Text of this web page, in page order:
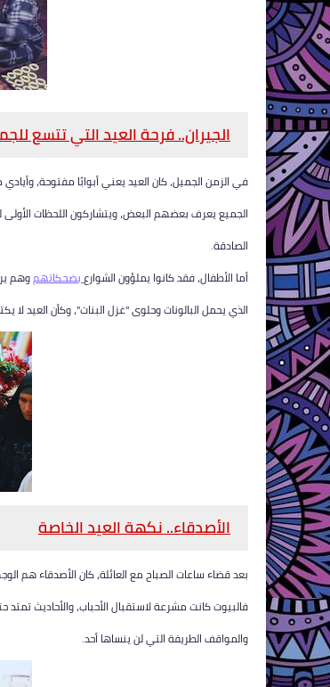
الجيران.. فرحة العيد التي تتسع
في الزمن الجميل، كان العيد يعني أبوابًا مفتوحة،
الجميع يعرف بعضهم البعض، ويتشاركون اللحظات الأولى
الصادقة.
أما الأطفال، فقد كانوا يملؤون الشوارعبضحكاتهموهم
الذي يحمل البالونات وحلوى "غزل البنات"، وكأن العيد لا
الأصدقاء.. نكهة العيد الخاصة
بعد قضاء ساعات الصباح مع العائلة، كان الأصدقاء هم
فالبيوت كانت مشرعة لاستقبال الأحباب، والأحاديث تمتد
والمواقف الطريفة التي لن ينساها أحد.